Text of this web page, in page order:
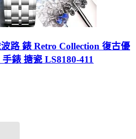
路 錶 Retro Collection 復古優
錶 搪瓷 LS8180-411